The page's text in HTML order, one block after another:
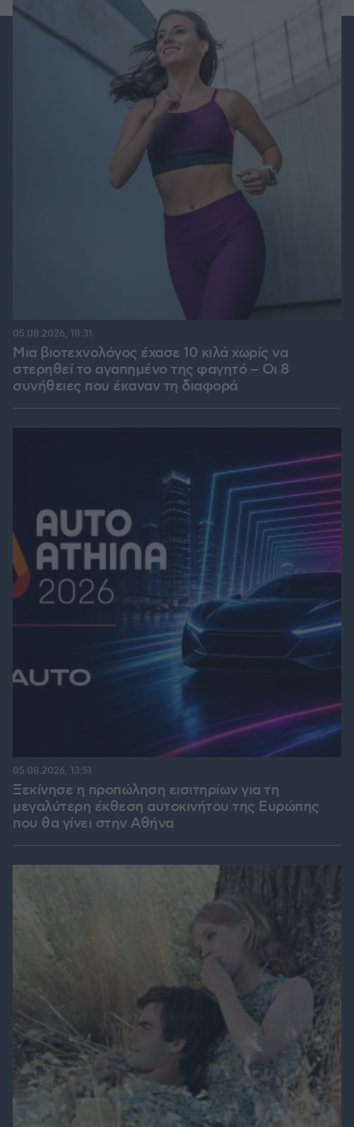
Μια βιοτεχνολόγος έχασε 10 κιλά χωρίς να
στερηθεί το αγαπημένο της φαγητό – Οι 8
συνήθειες που έκαναν τη διαφορά
05.08.2026, 18:31
Ξεκίνησε η προπώληση εισιτηρίων για τη
μεγαλύτερη έκθεση αυτοκινήτου της Ευρώπης
που θα γίνει στην Αθήνα
05.08.2026, 13:51